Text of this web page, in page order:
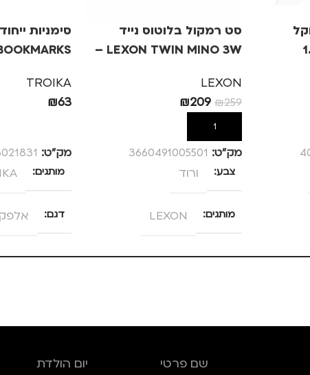
סט רמקול בלוטוס נייד
LEXON TWIN MINO 3W –
LEXON
₪259
₪209
הוספה לסל
מק”ט: 3660491005501
צבע ורוד
מותגים LEXON
סימניות
TROIKA
₪63
מק”ט:
מותגים
דגם